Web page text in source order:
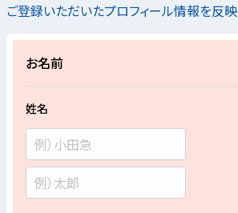
ご登録いただいたプロフィール情報を反映
お名前
姓名